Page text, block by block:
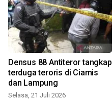
Densus 88 Antiteror tangkap
terduga teroris di Ciamis
dan Lampung
Selasa, 21 Juli 2026